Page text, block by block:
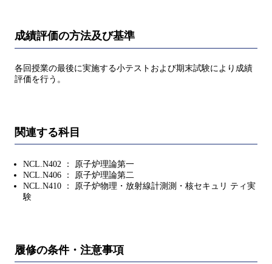
成績評価の方法及び基準
各回授業の最後に実施する小テストおよび期末試験により成績
評価を行う。
関連する科目
NCL.N402 ： 原子炉理論第一
NCL.N406 ： 原子炉理論第二
NCL.N410 ： 原子炉物理・放射線計測測・核セキュリ ティ実
験
履修の条件・注意事項